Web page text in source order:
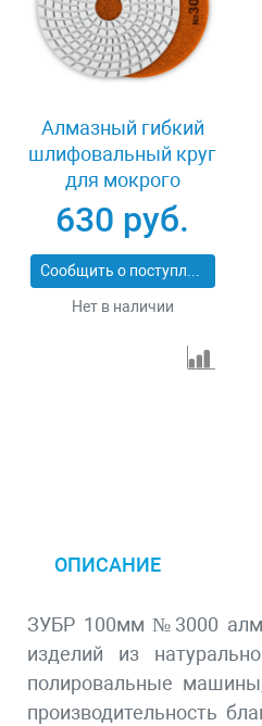
Алмазный гибкий
шлифовальный круг
для мокрого
шлифования 125 мм
Р300 Зубр 29867-300
630 руб.
Сообщить о поступлении
Нет в наличии
ОПИСАНИЕ
ЗУБР 100мм №3000
изделий из
полировальные
производительность